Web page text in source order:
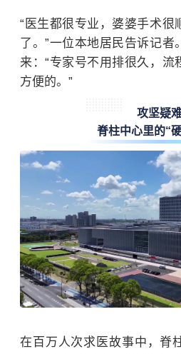
“医生都很专业，婆婆手术很
了。”一位本地居民告诉记
来：“专家号不用排很久，流
方便的。”
攻坚疑
脊柱中心里的“
在百万人次求医故事中，脊